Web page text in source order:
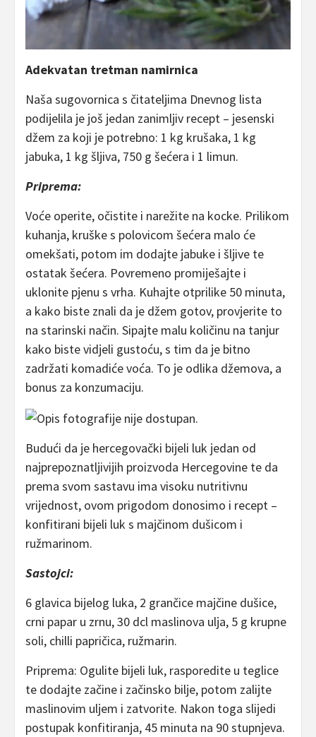
Adekvatan tretman namirnica
Naša sugovornica s čitateljima Dnevnog lista
podijelila je još jedan zanimljiv recept – jesenski
džem za koji je potrebno: 1 kg krušaka, 1 kg
jabuka, 1 kg šljiva, 750 g šećera i 1 limun.
Priprema:
Voće operite, očistite i narežite na kocke. Prilikom
kuhanja, kruške s polovicom šećera malo će
omekšati, potom im dodajte jabuke i šljive te
ostatak šećera. Povremeno promiješajte i
uklonite pjenu s vrha. Kuhajte otprilike 50 minuta,
a kako biste znali da je džem gotov, provjerite to
na starinski način. Sipajte malu količinu na tanjur
kako biste vidjeli gustoću, s tim da je bitno
zadržati komadiće voća. To je odlika džemova, a
bonus za konzumaciju.
Budući da je hercegovački bijeli luk jedan od
najprepoznatljivijih proizvoda Hercegovine te da
prema svom sastavu ima visoku nutritivnu
vrijednost, ovom prigodom donosimo i recept –
konfitirani bijeli luk s majčinom dušicom i
ružmarinom.
Sastojci:
6 glavica bijelog luka, 2 grančice majčine dušice,
crni papar u zrnu, 30 dcl maslinova ulja, 5 g krupne
soli, chilli papričica, ružmarin.
Priprema: Ogulite bijeli luk, rasporedite u teglice
te dodajte začine i začinsko bilje, potom zalijte
maslinovim uljem i zatvorite. Nakon toga slijedi
postupak konfitiranja, 45 minuta na 90 stupnjeva.